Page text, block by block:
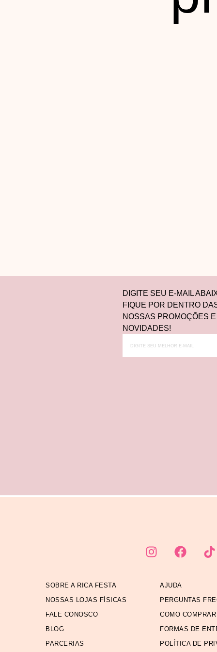
DIGITE SEU E-MAIL
FIQUE POR DENTRO
NOSSAS PROMOÇÕES E
NOVIDADES!
SOBRE A RICA FESTA
NOSSAS LOJAS FÍSICAS
FALE CONOSCO
BLOG
PARCERIAS
AJUDA
PERGUNTAS
COMO COMPRAR
FORMAS DE
POLÍTICA DE